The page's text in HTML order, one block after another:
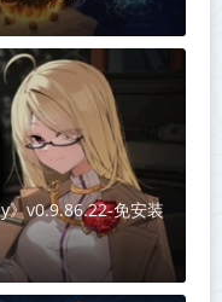
v0.9.86.22-免安装